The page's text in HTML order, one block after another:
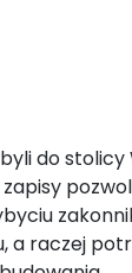
do stolicy
a raczej